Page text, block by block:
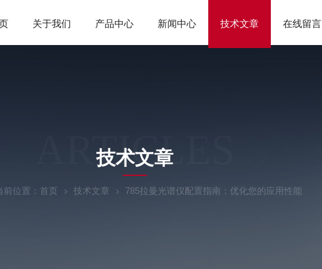
关于我们 产品中心 新闻中心 技术文章 在线留言
ARTICLES
技术文章
前位置： 首页 技术文章 785拉曼光谱仪配置指南：优化您的应用性能